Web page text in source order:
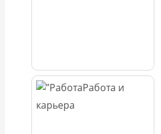
Работа и
карьера